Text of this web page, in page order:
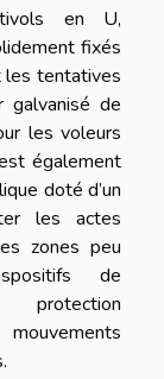
en U,
fixés
les tentatives
galvanisé de
les voleurs
également
doté d’un
les actes
zones peu
de